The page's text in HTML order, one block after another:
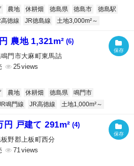
農地 休耕畑 徳島県 徳島市
徳島駅
徳線 JR徳島線 土地3,000m²～
農地 1,321m² (6)
門市大麻町東馬詰
25
農地 休耕畑 徳島県
鳴門市
鳴門線 JR高徳線 土地1,000m²～
円 戸建て 291m² (4)
野郡上板町西分
71